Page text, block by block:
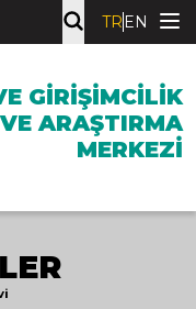
TR EN
GIRIŞIMCILIK
ARAŞTIRMA
MERKEZI